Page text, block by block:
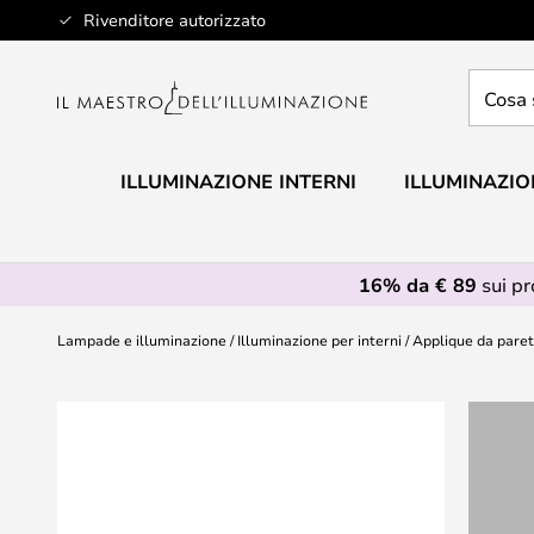
Rivenditore autorizzato
Salta
al
stai
ILLUMINAZIONE INTERNI
16% da € 89 sui
Lampade e illuminazione Illuminazione per interni Applique da